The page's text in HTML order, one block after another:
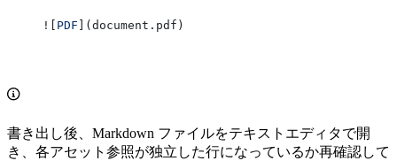
![ PDF ](document.pdf )
書き出し後、Markdown ファイルをテキストエディタで開
き、各アセット参照が独立した行になっているか再確認して